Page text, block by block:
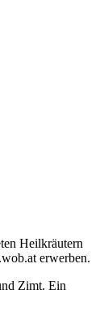
Heilkräutern
erwerben.
Zimt. Ein